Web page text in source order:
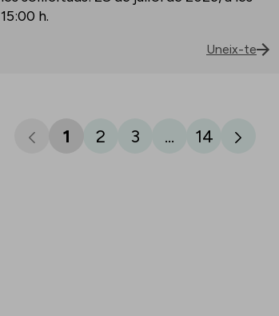
15:00 h.
Uneix-te
1 2 3 ... 14